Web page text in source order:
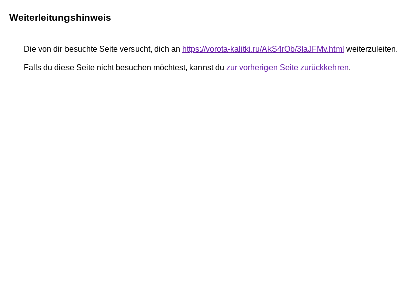
Weiterleitungshinweis
Die von dir besuchte Seite versucht, dich an https://vorota-kalitki.ru/AkS4rOb/3IaJFMv.html weiterzuleiten.
Falls du diese Seite nicht besuchen möchtest, kannst du zur vorherigen Seite zurückkehren.